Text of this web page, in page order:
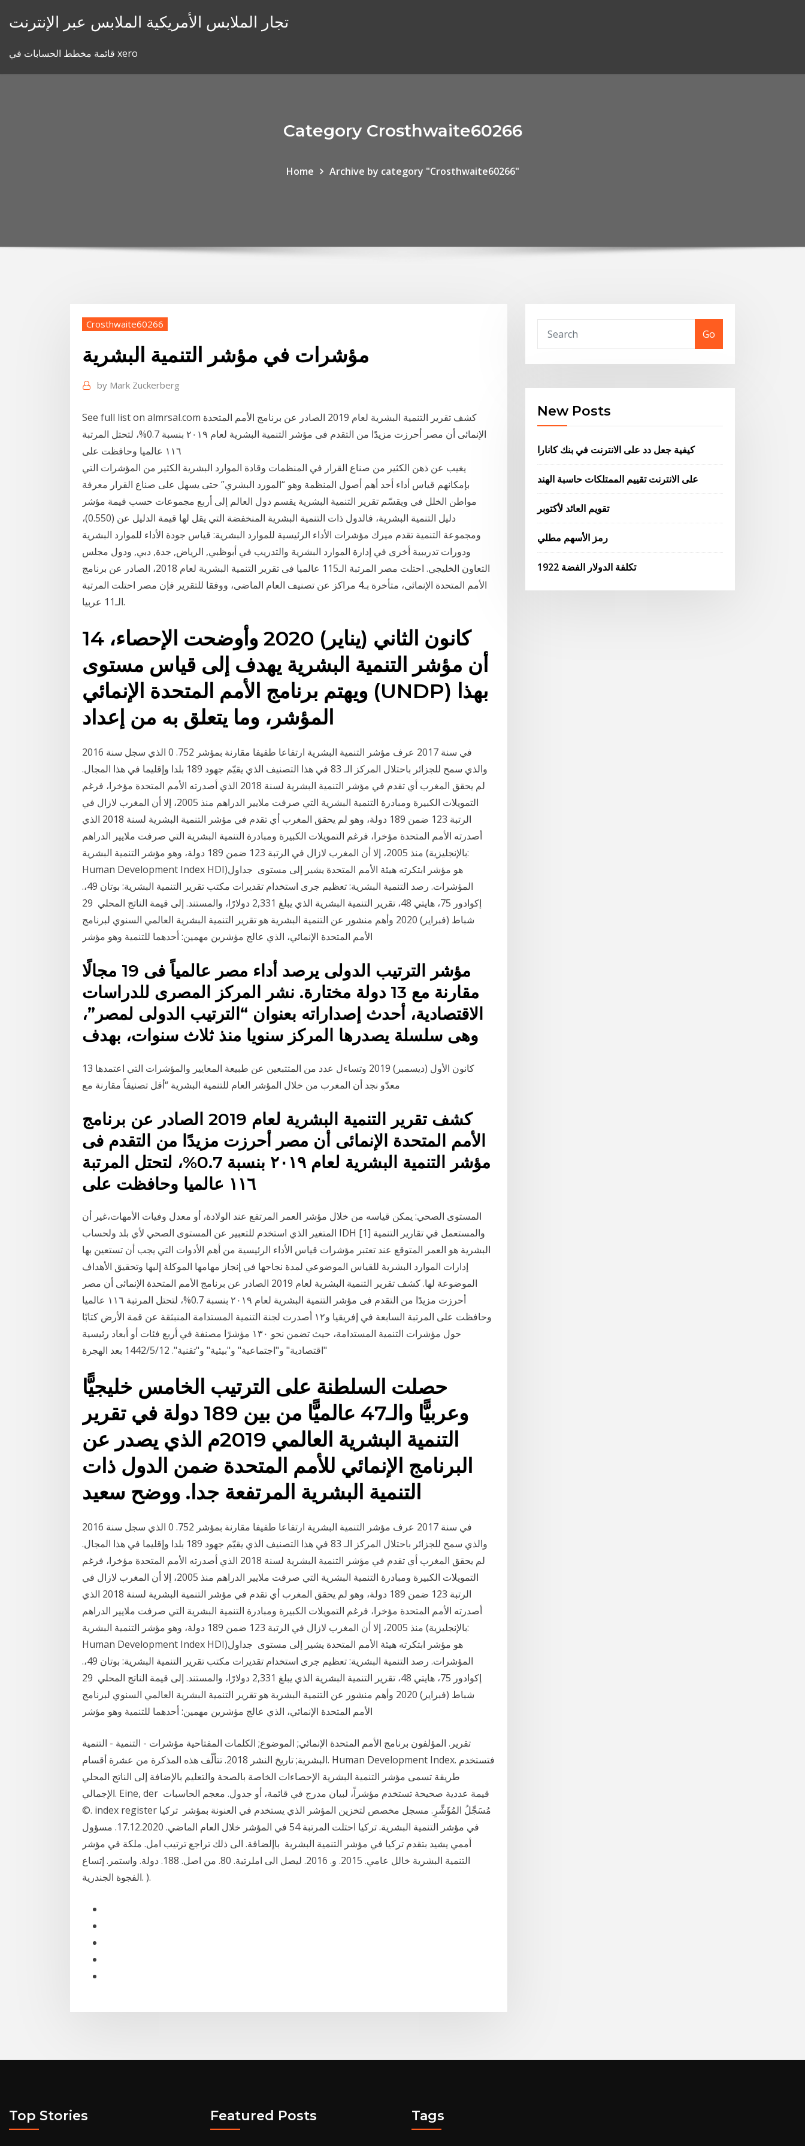
تجار الملابس الأمريكية الملابس عبر الإنترنت
قائمة مخطط الحسابات في xero
Category Crosthwaite60266
Home Archive by category "Crosthwaite60266"
Crosthwaite60266
مؤشرات في مؤشر التنمية البشرية
by Mark Zuckerberg
See full list on almrsal.com كشف تقرير التنمية البشرية لعام 2019 الصادر عن برنامج الأمم المتحدة
الإنمائى أن مصر أحرزت مزيدًا من التقدم فى مؤشر التنمية البشرية لعام ٢٠١٩ بنسبة 0.7%، لتحتل المرتبة
١١٦ عالميا وحافظت على
يغيب عن ذهن الكثير من صناع القرار في المنظمات وقادة الموارد البشرية الكثير من المؤشرات التي
بإمكانهم قياس أداء أحد أهم أصول المنظمة وهو “المورد البشري” حتى يسهل على صناع القرار معرفة
مواطن الخلل في ويقسّم تقرير التنمية البشرية يقسم دول العالم إلى أربع مجموعات حسب قيمة مؤشر
دليل التنمية البشرية، فالدول ذات التنمية البشرية المنخفضة التي يقل لها قيمة الدليل عن (0.550)،
ومجموعة التنمية تقدم ميرك مؤشرات الأداء الرئيسية للموارد البشرية: قياس جودة الأداء للموارد البشرية
ودورات تدريبية أخرى في إدارة الموارد البشرية والتدريب في أبوظبي, الرياض, جدة, دبي, ودول مجلس
التعاون الخليجي. احتلت مصر المرتبة الـ115 عالميا فى تقرير التنمية البشرية لعام 2018، الصادر عن برنامج
الأمم المتحدة الإنمائى، متأخرة بـ4 مراكز عن تصنيف العام الماضى، ووفقا للتقرير فإن مصر احتلت المرتبة
الـ11 عربيا.
14 كانون الثاني (يناير) 2020 وأوضحت الإحصاء،
أن مؤشر التنمية البشرية يهدف إلى قياس مستوى
ويهتم برنامج الأمم المتحدة الإنمائي (UNDP) بهذا
في سنة 2017 عرف مؤشر التنمية البشرية ارتفاعا طفيفا مقارنة بمؤشر 752. 0 الذي سجل سنة 2016
والذي سمح للجزائر باحتلال المركز الـ 83 في هذا التصنيف الذي يقيّم جهود 189 بلدا وإقليما في هذا المجال.
لم يحقق المغرب أي تقدم في مؤشر التنمية البشرية لسنة 2018 الذي أصدرته الأمم المتحدة مؤخرا، فرغم
التمويلات الكبيرة ومبادرة التنمية البشرية التي صرفت ملايير الدراهم منذ 2005، إلا أن المغرب لازال في
الرتبة 123 ضمن 189 دولة، وهو لم يحقق المغرب أي تقدم في مؤشر التنمية البشرية لسنة 2018 الذي
أصدرته الأمم المتحدة مؤخرا، فرغم التمويلات الكبيرة ومبادرة التنمية البشرية التي صرفت ملايير الدراهم
منذ 2005، إلا أن المغرب لازال في الرتبة 123 ضمن 189 دولة، وهو مؤشر التنمية البشرية (بالإنجليزية:
Human Development Index HDI)‏ هو مؤشر ابتكرته هيئة الأمم المتحدة يشير إلى مستوى ﺟﺪﺍﻭﻝ
ﺍﻟﻤﺆﺷﺮﺍﺕ. ﺭﺻﺪ ﺍﻟﺘﻨﻤﻴﺔ ﺍﻟﺒﺸﺮﻳﺔ: ﺗﻌﻈﻴﻢ ﺟﺮﻯ ﺍﺳﺘﺨﺪﺍﻡ ﺗﻘﺪﻳﺮﺍﺕ ﻣﻜﺘﺐ ﺗﻘﺮﻳﺮ ﺍﻟﺘﻨﻤﻴﺔ ﺍﻟﺒﺸﺮﻳﺔ: ﺑﻮﺗﺎﻥ 49،.
ﺇﻛﻮﺍﺩﻭﺭ 75، ﻫﺎﻳﺘﻲ 48، ﺗﻘﺮﻳﺮ ﺍﻟﺘﻨﻤﻴﺔ ﺍﻟﺒﺸﺮﻳﺔ ﺍﻟﺬﻱ ﻳﺒﻠﻎ 2,331 ﺩﻭﻻﺭًﺍ، ﻭﺍﻟﻤﺴﺘﻨﺪ. ﺇﻟﻰ ﻗﻴﻤﺔ ﺍﻟﻨﺎﺗﺞ ﺍﻟﻤﺤﻠﻲ 29
شباط (فبراير) 2020 وأهم منشور عن التنمية البشرية هو تقرير التنمية البشرية العالمي السنوي لبرنامج
مؤشر الترتيب الدولى يرصد أداء مصر عالمياً فى 19 مجالًا
مقارنة مع 13 دولة مختارة. نشر المركز المصرى للدراسات
الاقتصادية، أحدث إصداراته بعنوان “الترتيب الدولى لمصر”،
وهى سلسلة يصدرها المركز سنويا منذ ثلاث سنوات، بهدف
13 كانون الأول (ديسمبر) 2019 وتساءل عدد من المتتبعين عن طبيعة المعايير والمؤشرات التي اعتمدها
كشف تقرير التنمية البشرية لعام 2019 الصادر عن برنامج
الأمم المتحدة الإنمائى أن مصر أحرزت مزيدًا من التقدم فى
مؤشر التنمية البشرية لعام ٢٠١٩ بنسبة 0.7%، لتحتل المرتبة
١١٦ عالميا وحافظت على
المستوى الصحي: يمكن قياسه من خلال مؤشر العمر المرتفع عند الولادة، أو معدل وفيات الأمهات،غير أن
المتغير الذي استخدم للتعبير عن المستوى الصحي لأي بلد ولحساب IDH [1] والمستعمل في تقارير التنمية
البشرية هو العمر المتوقع عند تعتبر مؤشرات قياس الأداء الرئيسية من أهم الأدوات التي يجب أن تستعين بها
إدارات الموارد البشرية للقياس الموضوعي لمدة نجاحها في إنجاز مهامها الموكلة إليها وتحقيق الأهداف
الموضوعة لها. كشف تقرير التنمية البشرية لعام 2019 الصادر عن برنامج الأمم المتحدة الإنمائى أن مصر
أحرزت مزيدًا من التقدم فى مؤشر التنمية البشرية لعام ٢٠١٩ بنسبة 0.7%، لتحتل المرتبة ١١٦ عالميا
وحافظت على المرتبة السابعة في إفريقيا و١٢ أصدرت لجنة التنمية المستدامة المنبثقة عن قمة الأرض كتابًا
حول مؤشرات التنمية المستدامة، حيث تضمن نحو ١٣٠ مؤشرًا مصنفة في أربع فئات أو أبعاد رئيسية
"اقتصادية" و"اجتماعية" و"بيئية" و"تقنية". 12‏‏/5‏‏/1442 بعد الهجرة
حصلت السلطنة على الترتيب الخامس خليجيًّا
وعربيًّا والـ47 عالميًّا من بين 189 دولة في تقرير
التنمية البشرية العالمي 2019م الذي يصدر عن
البرنامج الإنمائي للأمم المتحدة ضمن الدول ذات
التنمية البشرية المرتفعة جدا. ووضح سعيد
في سنة 2017 عرف مؤشر التنمية البشرية ارتفاعا طفيفا مقارنة بمؤشر 752. 0 الذي سجل سنة 2016
والذي سمح للجزائر باحتلال المركز الـ 83 في هذا التصنيف الذي يقيّم جهود 189 بلدا وإقليما في هذا المجال.
لم يحقق المغرب أي تقدم في مؤشر التنمية البشرية لسنة 2018 الذي أصدرته الأمم المتحدة مؤخرا، فرغم
التمويلات الكبيرة ومبادرة التنمية البشرية التي صرفت ملايير الدراهم منذ 2005، إلا أن المغرب لازال في
الرتبة 123 ضمن 189 دولة، وهو لم يحقق المغرب أي تقدم في مؤشر التنمية البشرية لسنة 2018 الذي
أصدرته الأمم المتحدة مؤخرا، فرغم التمويلات الكبيرة ومبادرة التنمية البشرية التي صرفت ملايير الدراهم
منذ 2005، إلا أن المغرب لازال في الرتبة 123 ضمن 189 دولة، وهو مؤشر التنمية البشرية (بالإنجليزية:
Human Development Index HDI)‏ هو مؤشر ابتكرته هيئة الأمم المتحدة يشير إلى مستوى ﺟﺪﺍﻭﻝ
ﺍﻟﻤﺆﺷﺮﺍﺕ. ﺭﺻﺪ ﺍﻟﺘﻨﻤﻴﺔ ﺍﻟﺒﺸﺮﻳﺔ: ﺗﻌﻈﻴﻢ ﺟﺮﻯ ﺍﺳﺘﺨﺪﺍﻡ ﺗﻘﺪﻳﺮﺍﺕ ﻣﻜﺘﺐ ﺗﻘﺮﻳﺮ ﺍﻟﺘﻨﻤﻴﺔ ﺍﻟﺒﺸﺮﻳﺔ: ﺑﻮﺗﺎﻥ 49،.
ﺇﻛﻮﺍﺩﻭﺭ 75، ﻫﺎﻳﺘﻲ 48، ﺗﻘﺮﻳﺮ ﺍﻟﺘﻨﻤﻴﺔ ﺍﻟﺒﺸﺮﻳﺔ ﺍﻟﺬﻱ ﻳﺒﻠﻎ 2,331 ﺩﻭﻻﺭًﺍ، ﻭﺍﻟﻤﺴﺘﻨﺪ. ﺇﻟﻰ ﻗﻴﻤﺔ ﺍﻟﻨﺎﺗﺞ ﺍﻟﻤﺤﻠﻲ 29
شباط (فبراير) 2020 وأهم منشور عن التنمية البشرية هو تقرير التنمية البشرية العالمي السنوي لبرنامج
تقرير. المؤلفون برنامج الأمم المتحدة الإنمائي; الموضوع; الكلمات المفتاحية مؤشرات - التنمية - التنمية
البشرية; تاريخ النشر 2018. تتألّف هذه المذكرة من عشرة أقسام. Human Development Index. فتستخدم
طريقة تسمى مؤشر التنمية البشرية الإحصاءات الخاصة بالصحة والتعليم بالإضافة إلى الناتج المحلي
الإجمالي. Eine, der قيمة عددية صحيحة تستخدم مؤشراً، لبيان مدرج في قائمة، أو جدول. معجم الحاسبات
©. index register مُسَجِّلُ المُؤَشِّرِ. مسجل مخصص لتخزين المؤشر الذي يستخدم في العنونة بمؤشر تركيا
في مؤشر التنمية البشرية. تركيا احتلت المرتبة 54 في المؤشر خلال العام الماضي. 17.12.2020. مسؤول
أممي يشيد بتقدم تركيا في مؤشر التنمية البشرية باإلضافة. الى ذلك تراجع ترتيب امل. ملكة في مؤشر
التنمية البشرية خالل عامي. 2015. و. 2016. ليصل الى املرتبة. 80. من اصل. 188. دولة. واستمر. إتساع
الفجوة الجندرية. ).
Go
New Posts
كيفية جعل دد على الانترنت في بنك كانارا
على الانترنت تقييم الممتلكات حاسبة الهند
تقويم العائد لأكتوبر
رمز الأسهم مطلي
تكلفة الدولار الفضة 1922
Top Stories Featured Posts Tags